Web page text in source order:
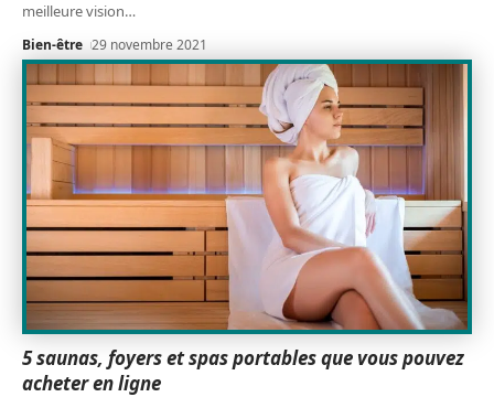
meilleure vision…
Bien-être 29 novembre 2021
5 saunas, foyers et spas portables que vous pouvez
acheter en ligne